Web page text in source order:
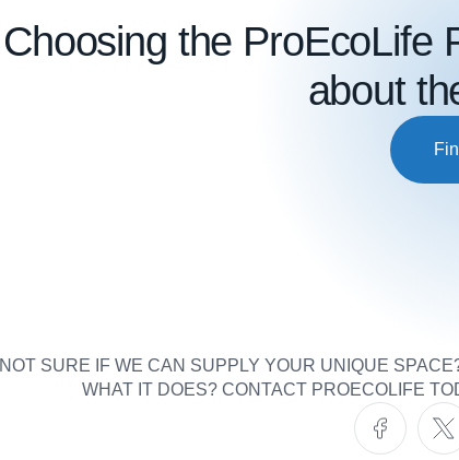
Choosing the ProEcoLife
about
NOT SURE IF WE CAN SUPPLY YOUR UNIQUE
WHAT IT DOES? CONTACT PROECOLIFE